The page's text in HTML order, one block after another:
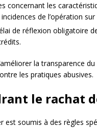
concernant les
de l’opération
de réflexion obligatoire
la transparence
les pratiques abusives.
le rachat
est soumis à des règles